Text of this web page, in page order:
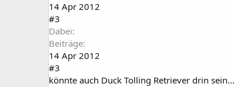
14 Apr 2012
#3
Dabei
Beiträge
14 Apr 2012
#3
könnte auch Duck Tolling Retriever drin